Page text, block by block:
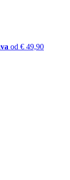
od € 49,90